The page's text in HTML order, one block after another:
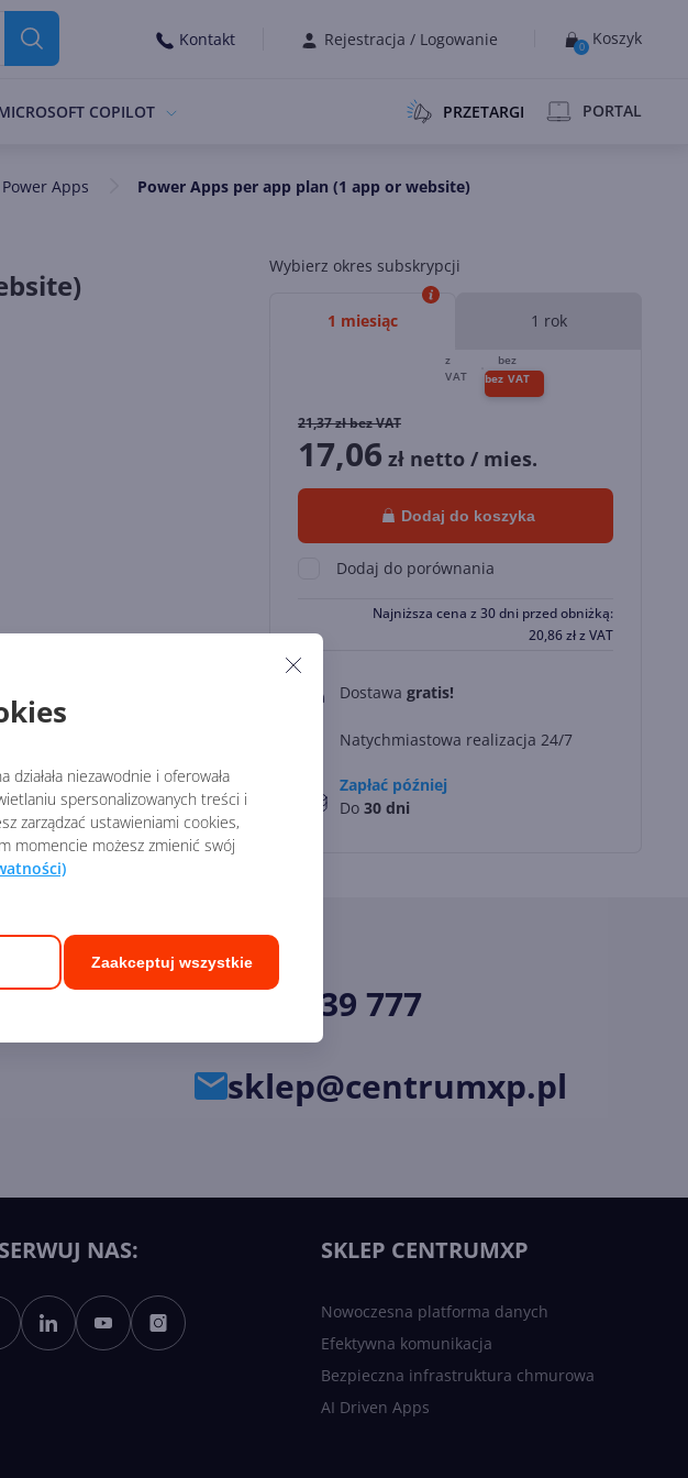
niezawodnie i oferowała
spersonalizowanych treści i
zarządzać ustawieniami cookies,
momencie możesz zmienić swój
Zaakceptuj wszystkie
Kontakt Rejestracja / Logowanie 0 Koszyk
COPILOT PRZETARGI PORTAL
Apps Power Apps per app plan (1 app or website)
Wybierz okres subskrypcji
1 miesiąc 1 rok
21,37zł bez VAT
17,06 zł netto / mies.
Dodaj do koszyka
Dodaj do porównania
Najniższa cena z 30 dni przed obniżką:
20,86złz VAT
Dostawa gratis!
Natychmiastowa realizacja 24/7
Zapłać później
Do 30 dni
34 33 39 777
sklep@centrumxp.pl
NAS: SKLEP CENTRUMXP
Nowoczesna platforma danych
Efektywna komunikacja
Bezpieczna infrastruktura chmurowa
AI Driven Apps